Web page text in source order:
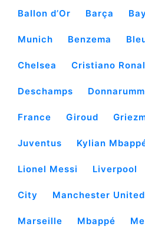
Ballon d’Or Barça
Munich Benzema
Chelsea Cristiano
Deschamps
France Giroud
Juventus Kylian
Lionel Messi Liverpool
City Manchester United
Marseille Mbappé